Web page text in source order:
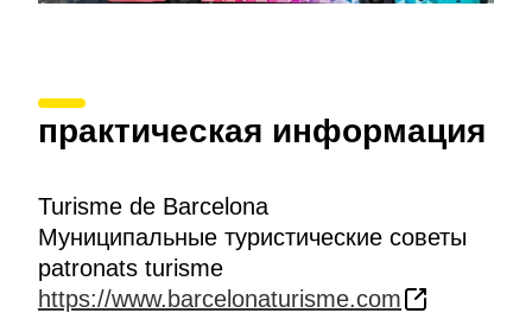
практическая информация
Turisme de Barcelona
Муниципальные туристические советы
patronats turisme
https://www.barcelonaturisme.com